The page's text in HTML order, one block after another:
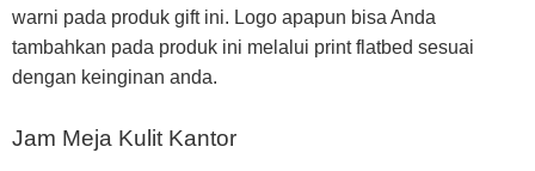
warni pada produk gift ini. Logo apapun bisa Anda
tambahkan pada produk ini melalui print flatbed sesuai
dengan keinginan anda.
Jam Meja Kulit Kantor